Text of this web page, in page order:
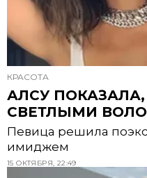
КРАСОТА
АЛСУ
СВЕТЛЫМИ
Певица решила
имиджем
15 ОКТЯБРЯ, 22:49